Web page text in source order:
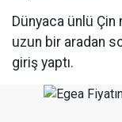
Dünyaca ünlü
uzun bir aradan
giriş yaptı.